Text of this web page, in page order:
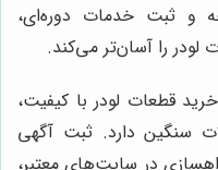
و ثبت خدمات دوره‌ای،
را آسان‌تر می‌کند.
قطعات لودر با کیفیت،
سنگین دارد. ثبت آگهی
در سایت‌های معتبر،